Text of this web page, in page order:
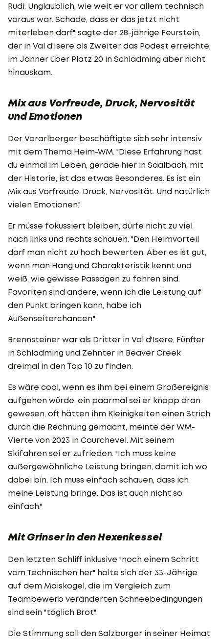
Rudi. Unglaublich, wie weit er vor allem technisch
voraus war. Schade, dass er das jetzt nicht
miterleben darf", sagte der 28-jährige Feurstein,
der in Val d'Isere als Zweiter das Podest erreichte,
im Jänner über Platz 20 in Schladming aber nicht
hinauskam.
Mix aus Vorfreude, Druck, Nervosität
und Emotionen
Der Vorarlberger beschäftigte sich sehr intensiv
mit dem Thema Heim-WM. "Diese Erfahrung hast
du einmal im Leben, gerade hier in Saalbach, mit
der Historie, ist das etwas Besonderes. Es ist ein
Mix aus Vorfreude, Druck, Nervosität. Und natürlich
vielen Emotionen."
Er müsse fokussiert bleiben, dürfe nicht zu viel
nach links und rechts schauen. "Den Heimvorteil
darf man nicht zu hoch bewerten. Aber es ist gut,
wenn man Hang und Charakteristik kennt und
weiß, wie gewisse Passagen zu fahren sind.
Favoriten sind andere, wenn ich die Leistung auf
den Punkt bringen kann, habe ich
Außenseiterchancen."
Brennsteiner war als Dritter in Val d'Isere, Fünfter
in Schladming und Zehnter in Beaver Creek
dreimal in den Top 10 zu finden.
Es wäre cool, wenn es ihm bei einem Großereignis
aufgehen würde, ein paarmal sei er knapp dran
gewesen, oft hätten ihm Kleinigkeiten einen Strich
durch die Rechnung gemacht, meinte der WM-
Vierte von 2023 in Courchevel. Mit seinem
Skifahren sei er zufrieden. "Ich muss keine
außergewöhnliche Leistung bringen, damit ich wo
dabei bin. Ich muss einfach schauen, dass ich
meine Leistung bringe. Das ist auch nicht so
einfach."
Mit Grinser in den Hexenkessel
Den letzten Schliff inklusive "noch einem Schritt
vom Technischen her" holte sich der 33-Jährige
auf dem Maiskogel, die im Vergleich zum
Teambewerb veränderten Schneebedingungen
sind sein "täglich Brot".
Die Stimmung soll den Salzburger in seiner Heimat